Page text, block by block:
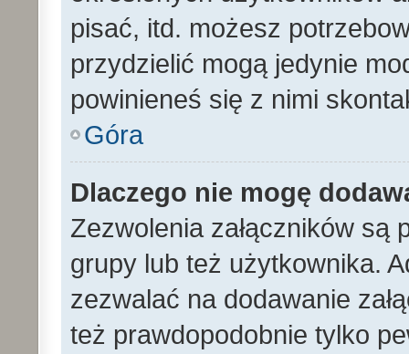
pisać, itd. możesz
przydzielić mogą jedynie
powinieneś się z nimi
Góra
Dlaczego nie mogę
Zezwolenia załączników są
grupy lub też użytkownika.
zezwalać na dodawanie
też prawdopodobnie tylko